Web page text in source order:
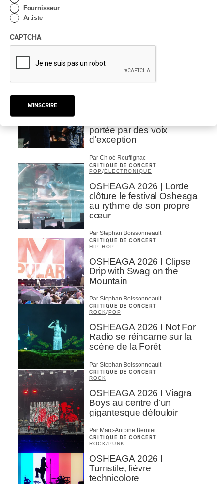
passions avec Rachel
Barton Pine
portée par des voix
d’exception
Par Chloé Rouffignac
CRITIQUE DE CONCERT
POP /ÉLECTRONIQUE
OSHEAGA 2026 | Lorde
clôture le festival Osheaga
au rythme de son propre
cœur
Par Stephan Boissonneault
CRITIQUE DE CONCERT
HIP HOP
OSHEAGA 2026 I Clipse
Drip with Swag on the
Mountain
Par Stephan Boissonneault
CRITIQUE DE CONCERT
ROCK/ POP
OSHEAGA 2026 I Not For
Radio se réincarne sur la
scène de la Forêt
Par Stephan Boissonneault
CRITIQUE DE CONCERT
ROCK
OSHEAGA 2026 I Viagra
Boys au centre d’un
gigantesque défouloir
Par Marc-Antoine Bernier
CRITIQUE DE CONCERT
ROCK/PUNK
OSHEAGA 2026 I
Turnstile, fièvre
technicolore
Fournisseur
Artiste
CAPTCHA
M'INSCRIRE